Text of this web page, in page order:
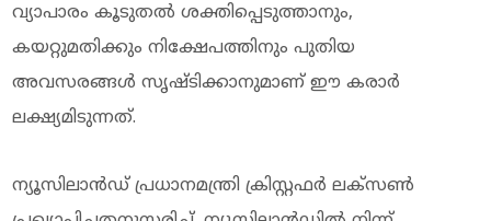
വ്യാപാരം കൂടുതൽ ശക്തിപ്പെടുത്താനും,
കയറ്റുമതിക്കും നിക്ഷേപത്തിനും പുതിയ
അവസരങ്ങൾ സൃഷ്ടിക്കാനുമാണ് ഈ കരാർ
ലക്ഷ്യമിടുന്നത്.
ന്യൂസിലാൻഡ് പ്രധാനമന്ത്രി ക്രിസ്റ്റഫർ ലക്സൺ